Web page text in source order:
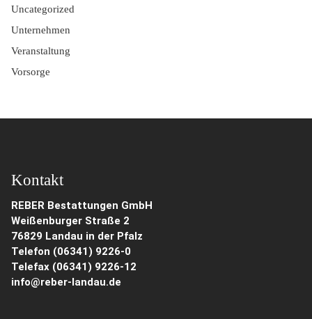
Uncategorized
Unternehmen
Veranstaltung
Vorsorge
Kontakt
REBER Bestattungen GmbH
Weißenburger Straße 2
76829 Landau in der Pfalz
Telefon (06341) 9226-0
Telefax (06341) 9226-12
info@reber-landau.de